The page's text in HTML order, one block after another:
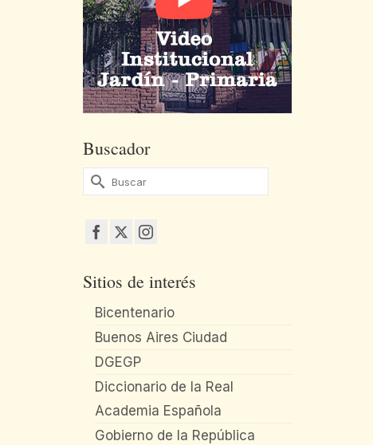
Buscador
Buscar
por:
Sitios de interés
Bicentenario
Buenos Aires Ciudad
DGEGP
Diccionario de la Real
Academia Española
Gobierno de la República